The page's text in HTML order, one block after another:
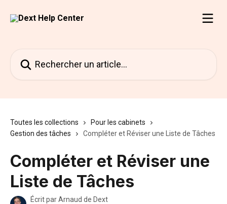
Toutes les collections
Pour les cabinets
Gestion des tâches
Compléter et Réviser une Liste de Tâches
Compléter et Réviser une
Liste de Tâches
Écrit parArnaud de Dext